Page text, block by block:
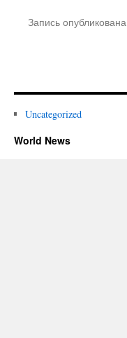
Запись
Uncategorized
World News